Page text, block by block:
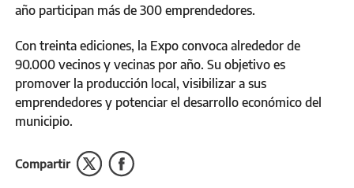
año participan más de 300 emprendedores.
Con treinta ediciones, la Expo convoca alrededor de
90.000 vecinos y vecinas por año. Su objetivo es
promover la producción local, visibilizar a sus
emprendedores y potenciar el desarrollo económico del
municipio.
Compartir